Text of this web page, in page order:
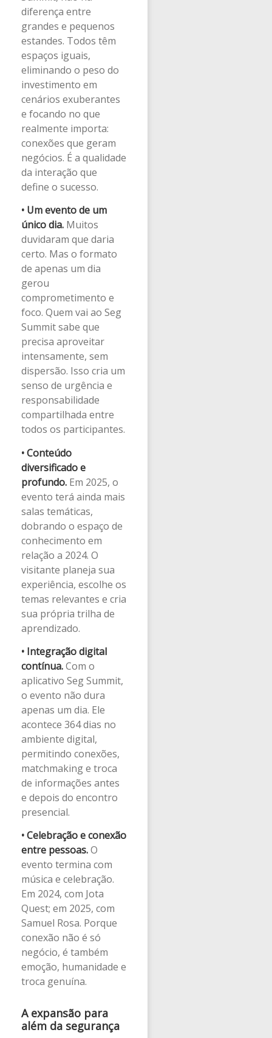
diferença entre
grandes e pequenos
estandes. Todos têm
espaços iguais,
eliminando o peso do
investimento em
cenários exuberantes
e focando no que
realmente importa:
conexões que geram
negócios. É a qualidade
da interação que
define o sucesso.
• Um evento de um
único dia. Muitos
duvidaram que daria
certo. Mas o formato
de apenas um dia
gerou
comprometimento e
foco. Quem vai ao Seg
Summit sabe que
precisa aproveitar
intensamente, sem
dispersão. Isso cria um
senso de urgência e
responsabilidade
compartilhada entre
todos os participantes.
•Conteúdo
diversificado e
profundo. Em 2025, o
evento terá ainda mais
salas temáticas,
dobrando o espaço de
conhecimento em
relação a 2024. O
visitante planeja sua
experiência, escolhe os
temas relevantes e cria
sua própria trilha de
aprendizado.
• Integração digital
contínua.Com o
aplicativo Seg Summit,
o evento não dura
apenas um dia. Ele
acontece 364 dias no
ambiente digital,
permitindo conexões,
matchmaking e troca
de informações antes
e depois do encontro
presencial.
•Celebração e conexão
entre pessoas.O
evento termina com
música e celebração.
Em 2024, com Jota
Quest; em 2025, com
Samuel Rosa. Porque
conexão não é só
negócio, é também
emoção, humanidade e
troca genuína.
A expansão para
além da segurança